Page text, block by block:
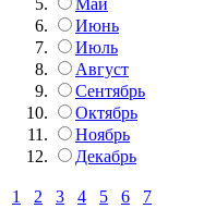
Июнь
Июль
Август
Сентябрь
Октябрь
Ноябрь
Декабрь
1 2 3 4 5 6
7